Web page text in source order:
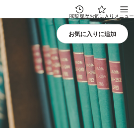
閲覧履歴お気に入り メニュー